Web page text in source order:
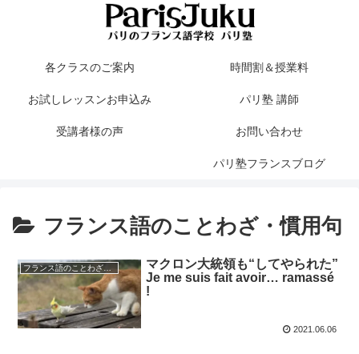
各クラスのご案内 時間割＆授業料
お試しレッスンお申込み パリ塾 講師
受講者様の声 お問い合わせ
パリ塾フランスブログ
フランス語のことわざ・慣用句
フランス語のことわざ・慣用句
マクロン大統領も“してやられた”
Je me suis fait avoir… ramassé
!
2021.06.06